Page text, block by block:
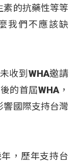
素的抗藥性等等
我們不應該缺
收到WHA邀請
的首屆WHA，
響國際支持台灣
，歷年支持台